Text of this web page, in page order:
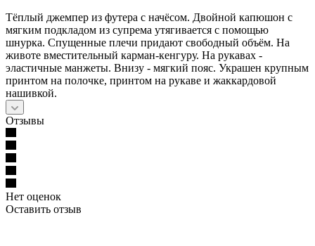
Тёплый джемпер из футера с начёсом. Двойной капюшон с
мягким подкладом из супрема утягивается с помощью
шнурка. Спущенные плечи придают свободный объём. На
животе вместительный карман-кенгуру. На рукавах -
эластичные манжеты. Внизу - мягкий пояс. Украшен крупным
принтом на полочке, принтом на рукаве и жаккардовой
нашивкой.
Отзывы
Нет оценок
Оставить отзыв